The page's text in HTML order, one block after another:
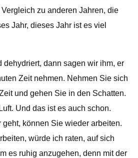
zu anderen Jahren, die
Jahr, dieses Jahr ist es viel
dehydriert, dann sagen wir ihm, er
Zeit nehmen. Nehmen Sie sich
und gehen Sie in den Schatten.
Und das ist es auch schon.
können Sie wieder arbeiten.
würde ich raten, auf sich
es ruhig anzugehen, denn mit der